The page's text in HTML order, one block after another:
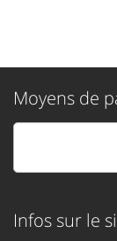
Moyens de
Infos sur le